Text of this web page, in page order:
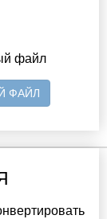
файл
ФАЙЛ